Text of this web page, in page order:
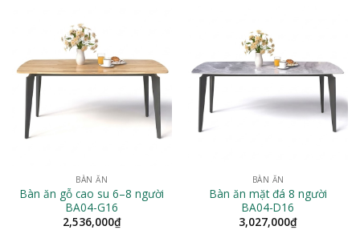
BÀN ĂN
Bàn ăn gỗ cao su 6–8 người
BA04-G16
2,536,000₫
BÀN ĂN
Bàn ăn mặt đá 8 người
BA04-D16
3,027,000₫